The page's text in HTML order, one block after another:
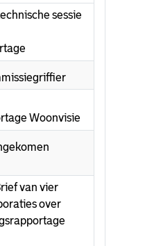
sessie
Woonvisie
van vier
over